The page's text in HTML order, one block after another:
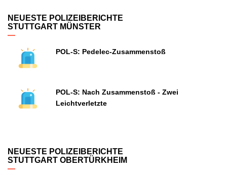
NEUESTE POLIZEIBERICHTE
STUTTGART MÜNSTER
POL-S: Pedelec-Zusammenstoß
POL-S: Nach Zusammenstoß - Zwei
Leichtverletzte
NEUESTE POLIZEIBERICHTE
STUTTGART OBERTÜRKHEIM